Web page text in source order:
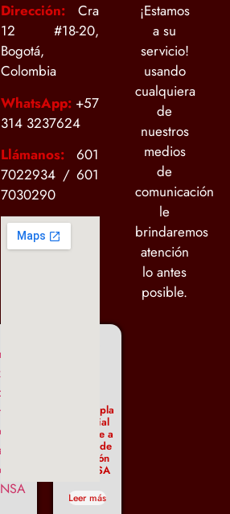
Termocupla
industrial
cabezote a
prueba de
explosión
– SENSA
Leer más
Dirección:
Cra
12 #18-20,
Bogotá,
Colombia
WhatsApp: +57
314 3237624
Llámanos:601
7022934 / 601
7030290
¡Estamos
a su
servicio!
usando
cualquiera
de
nuestros
medios
de
comunicación
le
brindaremos
atención
lo antes
posible.